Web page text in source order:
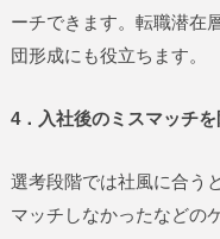
ーチできます。転職潜在
団形成にも役立ちます。
4．入社後のミスマッチ
選考段階では社風に合う
マッチしなかったなどの